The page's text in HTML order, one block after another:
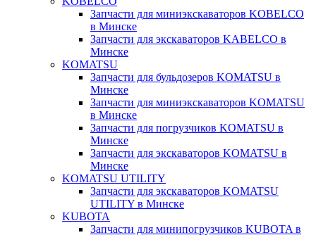
Запчасти для миниэкскаваторов KOBELCO
в Минске
Запчасти для экскаваторов KABELCO в
Минске
KOMATSU
Запчасти для бульдозеров KOMATSU в
Минске
Запчасти для миниэкскаваторов KOMATSU
в Минске
Запчасти для погрузчиков KOMATSU в
Минске
Запчасти для экскаваторов KOMATSU в
Минске
KOMATSU UTILITY
Запчасти для экскаваторов KOMATSU
UTILITY в Минске
KUBOTA
Запчасти для минипогрузчиков KUBOTA в